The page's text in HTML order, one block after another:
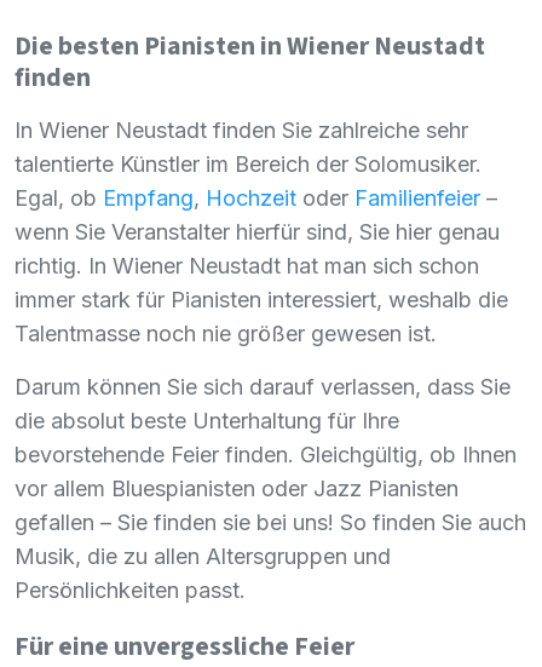
Die besten Pianisten in Wiener Neustadt
finden
In Wiener Neustadt finden Sie zahlreiche sehr
talentierte Künstler im Bereich der Solomusiker.
Egal, ob Empfang, Hochzeit oder Familienfeier –
wenn Sie Veranstalter hierfür sind, Sie hier genau
richtig. In Wiener Neustadt hat man sich schon
immer stark für Pianisten interessiert, weshalb die
Talentmasse noch nie größer gewesen ist.
Darum können Sie sich darauf verlassen, dass Sie
die absolut beste Unterhaltung für Ihre
bevorstehende Feier finden. Gleichgültig, ob Ihnen
vor allem Bluespianisten oder Jazz Pianisten
gefallen – Sie finden sie bei uns! So finden Sie auch
Musik, die zu allen Altersgruppen und
Persönlichkeiten passt.
Für eine unvergessliche Feier